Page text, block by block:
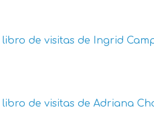
libro de visitas de Ingrid
libro de visitas de Adriana